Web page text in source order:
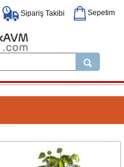
Sipariş Takibi Sepetim